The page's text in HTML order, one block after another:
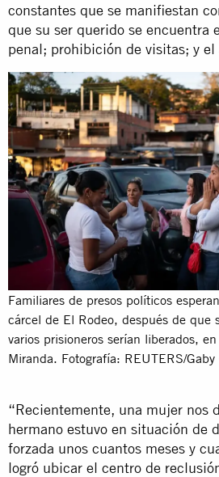
constantes que se manifiestan
que su ser querido se encuentra
penal; prohibición de visitas; y
Familiares de presos políticos
cárcel de El Rodeo, después de que
varios prisioneros serían liberados,
Miranda. Fotografía: REUTERS/Gaby
“Recientemente, una mujer nos
hermano estuvo en situación de
forzada unos cuantos meses y
logró ubicar el centro de